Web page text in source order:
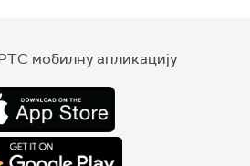
мобилну апликацију